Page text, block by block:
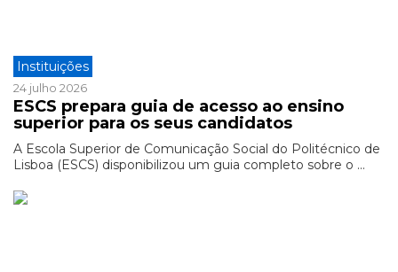
Instituições
24 julho 2026
ESCS prepara guia de acesso ao ensino
superior para os seus candidatos
A Escola Superior de Comunicação Social do Politécnico de
Lisboa (ESCS) disponibilizou um guia completo sobre o ...